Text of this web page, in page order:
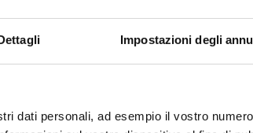
Impostazioni degli
dati personali, ad esempio il vostro
Università per lo Sviluppo
Cantor
Comunicazione e Web Sara Bigardi